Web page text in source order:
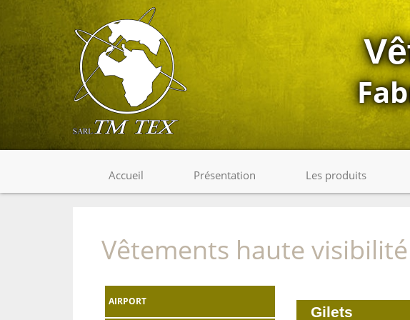
Accueil Présentation Les produits
Vêtements haute visibilité
AIRPORT
Gilets